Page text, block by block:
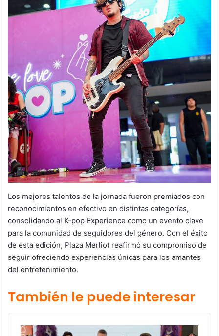
Los mejores talentos de la jornada fueron premiados con
reconocimientos en efectivo en distintas categorías,
consolidando al K-pop Experience como un evento clave
para la comunidad de seguidores del género. Con el éxito
de esta edición, Plaza Merliot reafirmó su compromiso de
seguir ofreciendo experiencias únicas para los amantes
del entretenimiento.
También le puede interesar